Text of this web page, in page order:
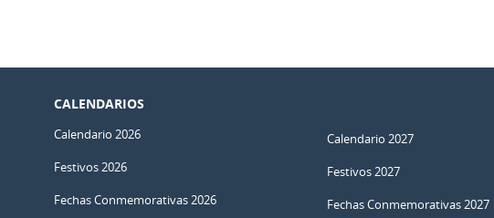
CALENDARIOS
Calendario 2026
Festivos 2026
Fechas Conmemorativas 2026
Calendario 2027
Festivos 2027
Fechas Conmemorativas 2027